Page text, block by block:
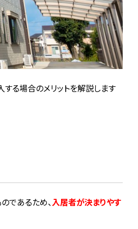
る場合のメリットを解説します
であるため、入居者が決まりやす